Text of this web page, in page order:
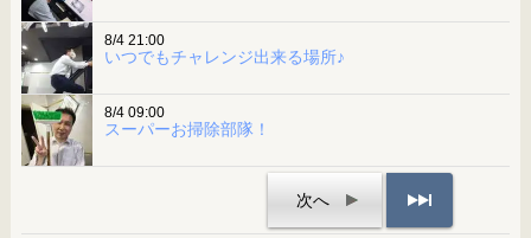
8/4 21:00
いつでもチャレンジ出来る場所♪
8/4 09:00
スーパーお掃除部隊！
次へ